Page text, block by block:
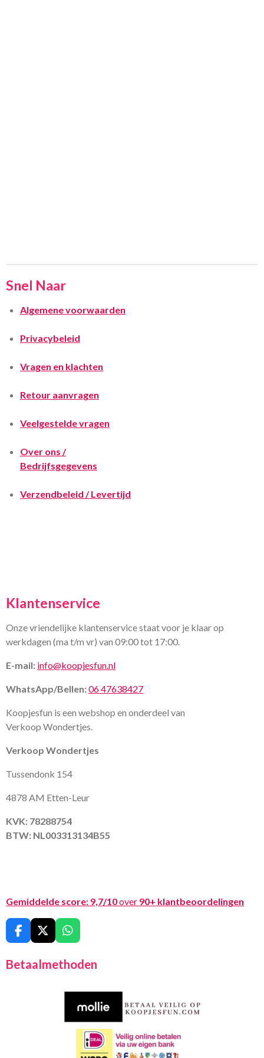
Snel Naar
Algemene voorwaarden
Privacybeleid
Vragen en klachten
Retour aanvragen
Veelgestelde vragen
Over ons /
Bedrijfsgegevens
Verzendbeleid / Levertijd
Klantenservice
Onze vriendelijke klantenservice staat voor je klaar op
werkdagen (ma t/m vr) van 09:00 tot 17:00.
E-mail: info@koopjesfun.nl
WhatsApp/Bellen:06 47638427
Koopjesfun is een webshop en onderdeel van
Verkoop Wondertjes.
Verkoop Wondertjes
Tussendonk 154
4878 AM Etten-Leur
KVK: 78288754
BTW: NL003313134B55
Gemiddelde score: 9,7/10over 90+ klantbeoordelingen
F
a
c
e
X
W
h
t
A
Betaalmethoden